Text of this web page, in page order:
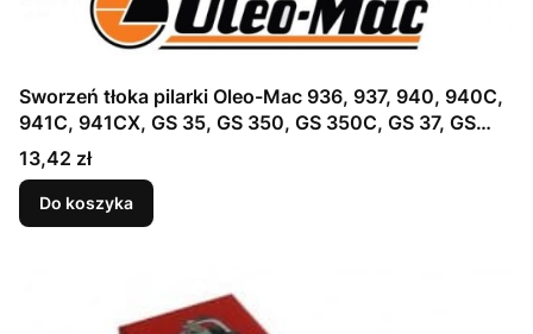
Sworzeń tłoka pilarki Oleo-Mac 936, 937, 940, 940C,
941C, 941CX, GS 35, GS 350, GS 350C, GS 37, GS
370, GS 371, GS 41, GS 410C, GS 410CX, GS 411, GS
940 - część ORYGINALNA !
Cena
13,42 zł
Do koszyka